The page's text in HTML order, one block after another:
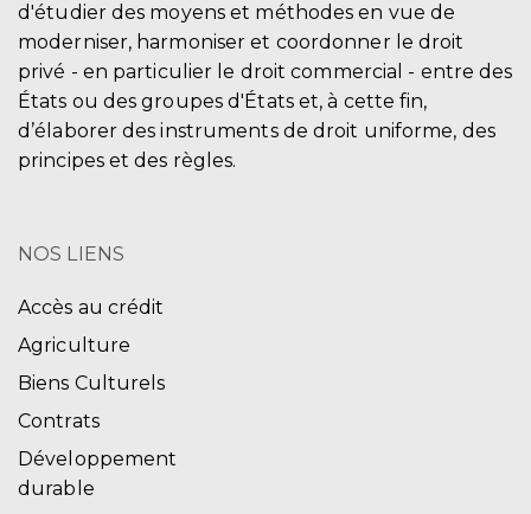
d'étudier des moyens et méthodes en vue de
moderniser, harmoniser et coordonner le droit
privé - en particulier le droit commercial - entre des
États ou des groupes d'États et, à cette fin,
d’élaborer des instruments de droit uniforme, des
principes et des règles.
NOS LIENS
Accès au crédit
Agriculture
Biens Culturels
Contrats
Développement
durable